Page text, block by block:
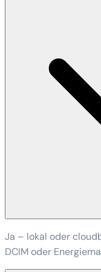
Ja – lokal oder
DCIM oder